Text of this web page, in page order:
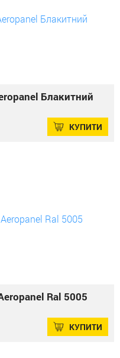
Блакитний
КУПИТИ
Ral 5005
КУПИТИ